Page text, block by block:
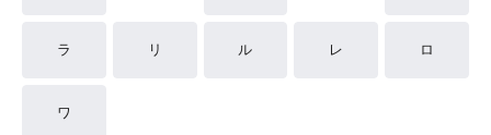
ラ リ ル レ ロ
ワ